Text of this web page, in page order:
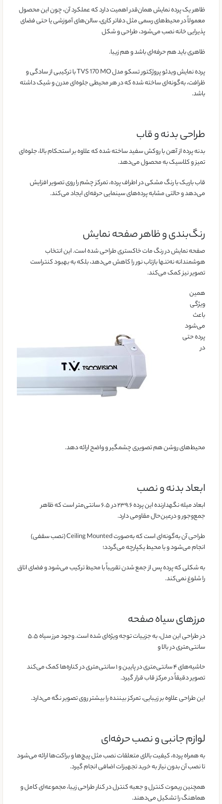
ظاهر یک پرده نمایش همان‌قدر اهمیت دارد که عملکرد آن، چون این محصول
معمولاً در محیط‌های رسمی مثل دفاتر کاری، سالن‌های آموزشی یا حتی فضای
پذیرایی خانه نصب می‌شود، طراحی و شکل
ظاهری باید هم حرفه‌ای باشد و هم زیبا.
پرده نمایش ویدئو پروژکتور تسکو مدل TVS 170 MO با ترکیبی از سادگی و
ظرافت، به‌گونه‌ای ساخته شده که در هر محیطی جلوه‌ای مدرن و شیک داشته
باشد.
طراحی بدنه و قاب
بدنه پرده از آهن با روکش سفید ساخته شده که علاوه بر استحکام بالا، جلوه‌ای
تمیز و کلاسیک به محصول می‌دهد.
قاب باریک با رنگ مشکی در اطراف پرده، تمرکز چشم را روی تصویر افزایش
می‌دهد و حالتی مشابه پرده‌های سینمایی حرفه‌ای ایجاد می‌کند.
رنگ‌بندی و ظاهر صفحه نمایش
صفحه نمایش در رنگ مات خاکستری طراحی شده است. این انتخاب
هوشمندانه نه‌تنها بازتاب نور را کاهش می‌دهد، بلکه به بهبود کنتراست
تصویر نیز کمک می‌کند.
همین
ویژگی
باعث
می‌شود
پرده حتی
در
محیط‌های روشن هم تصویری چشمگیر و واضح ارائه دهد.
ابعاد بدنه و نصب
ابعاد میله نگهدارنده این پرده ۲۳۹.۶ در ۶.۵ سانتی‌متر است که ظاهر
جمع‌وجور و درعین‌حال مقاومی دارد.
طراحی آن به‌گونه‌ای است که به‌صورت Ceiling Mounted (نصب سقفی)
انجام می‌شود و با محیط یکپارچه می‌گردد؛
به شکلی که پرده پس از جمع شدن تقریباً با محیط ترکیب می‌شود و فضای اتاق
را شلوغ نمی‌کند.
مرزهای سیاه صفحه
در طراحی این مدل، به جزییات توجه ویژه‌ای شده است. وجود مرز سیاه ۵.۵
سانتی‌متری در بالا و
حاشیه‌های ۴ سانتی‌متری در پایین و ۱ سانتی‌متری در کناره‌ها کمک می‌کند
تصویر دقیقاً در مرکز قاب قرار گیرد.
این طراحی علاوه بر زیبایی، تمرکز بیننده را بیشتر روی تصویر نگه می‌دارد.
لوازم جانبی و نصب حرفه‌ای
به همراه پرده، کیفیت بالای متعلقات نصب مثل پیچ‌ها و براکت‌ها ارائه می‌شود
تا نصب آن بدون نیاز به خرید تجهیزات اضافی انجام گیرد.
همچنین ریموت کنترل و جعبه کنترل در کنار طراحی زیبا، مجموعه‌ای کامل و
هماهنگ را تشکیل می‌دهند.